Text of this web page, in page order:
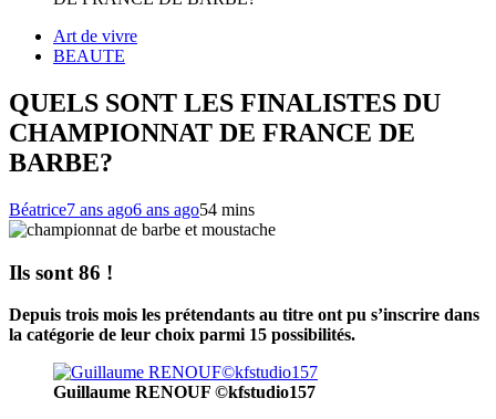
Art de vivre
BEAUTE
QUELS SONT LES FINALISTES DU
CHAMPIONNAT DE FRANCE DE
BARBE?
Béatrice7 ans ago6 ans ago54 mins
Ils sont 86 !
Depuis trois mois les prétendants au titre ont pu s’inscrire dans
la catégorie de leur choix parmi 15 possibilités.
Guillaume RENOUF ©kfstudio157